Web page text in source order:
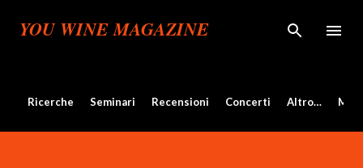
Passa ai contenuti principali
YOU WINE MAGAZINE
Ricerche Seminari Recensioni Concerti Altro…